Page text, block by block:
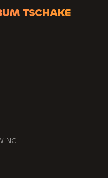
TSCHAKE